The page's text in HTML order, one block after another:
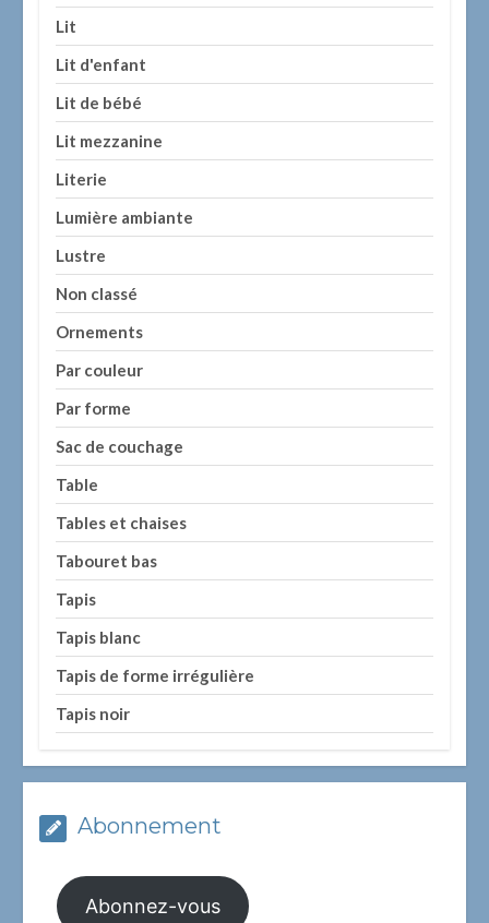
Lit
Lit d'enfant
Lit de bébé
Lit mezzanine
Literie
Lumière ambiante
Lustre
Non classé
Ornements
Par couleur
Par forme
Sac de couchage
Table
Tables et chaises
Tabouret bas
Tapis
Tapis blanc
Tapis de forme irrégulière
Tapis noir
Abonnement
Abonnez-vous